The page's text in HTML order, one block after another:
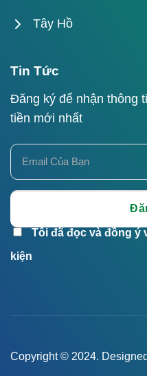
Tây Hồ
Tin Tức
Đăng ký để nhận thông
tiền mới nhất
Tôi đã đọc và đồng ý
kiện
Copyright © 2024.